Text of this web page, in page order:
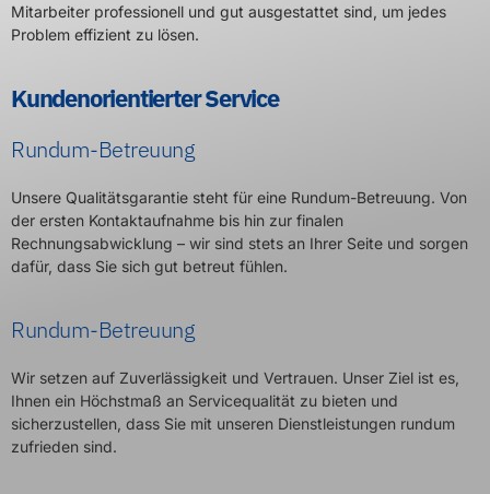
Mitarbeiter professionell und gut ausgestattet sind, um jedes
Problem effizient zu lösen.
Kundenorientierter Service
Rundum-Betreuung
Unsere Qualitätsgarantie steht für eine Rundum-Betreuung. Von
der ersten Kontaktaufnahme bis hin zur finalen
Rechnungsabwicklung – wir sind stets an Ihrer Seite und sorgen
dafür, dass Sie sich gut betreut fühlen.
Rundum-Betreuung
Wir setzen auf Zuverlässigkeit und Vertrauen. Unser Ziel ist es,
Ihnen ein Höchstmaß an Servicequalität zu bieten und
sicherzustellen, dass Sie mit unseren Dienstleistungen rundum
zufrieden sind.